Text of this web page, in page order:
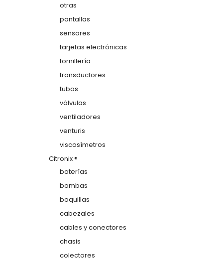
otras
pantallas
sensores
tarjetas electrónicas
tornillería
transductores
tubos
válvulas
ventiladores
venturis
viscosímetros
Citronix ®
baterías
bombas
boquillas
cabezales
cables y conectores
chasis
colectores